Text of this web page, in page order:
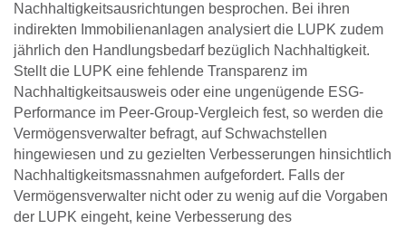
Nachhaltigkeitsausrichtungen besprochen. Bei ihren
indirekten Immobilienanlagen analysiert die LUPK zudem
jährlich den Handlungsbedarf bezüg­lich Nachhaltigkeit.
Stellt die LUPK eine fehlende Transparenz im
Nachhaltigkeitsausweis oder eine un­genügende ESG-
Performance im Peer-Group-Vergleich fest, so werden die
Vermögensverwalter befragt, auf Schwachstellen
hingewiesen und zu gezielten Verbes­serungen hinsichtlich
Nachhaltigkeitsmassnahmen aufgefordert. Falls der
Vermögensverwalter nicht oder zu wenig auf die Vorgaben
der LUPK eingeht, keine Verbesserung des